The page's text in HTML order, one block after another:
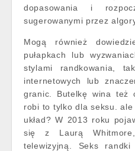
dopasowania i
sugerowanymi przez
Mogą również
pułapkach lub
stylami randkowania,
internetowych lub
granic. Butelkę wina też
robi to tylko dla seksu.
układ? W 2013 roku
się z Laurą
telewizyjną. Seks